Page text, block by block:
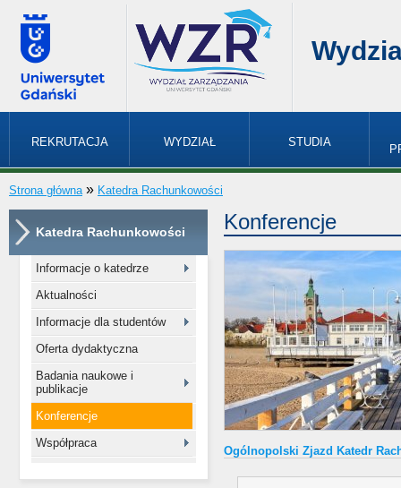
REKRUTACJA WYDZIAŁ STUDIA
Strona główna » Katedra Rachunkowości
Katedra Rachunkowości
Informacje o katedrze
Aktualności
Informacje dla studentów
Oferta dydaktyczna
Badania naukowe i
publikacje
Konferencje
Współpraca
Konferencje
Ogólnopolski Zjazd Katedr